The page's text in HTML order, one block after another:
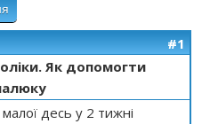
#1
Як допомогти
десь у 2 тижні